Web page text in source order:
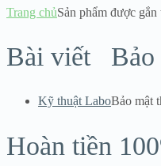
Trang chủSản phẩm được gắn
Bài viết
Kỹ thuật LaboBảo mật
Hoàn tiền